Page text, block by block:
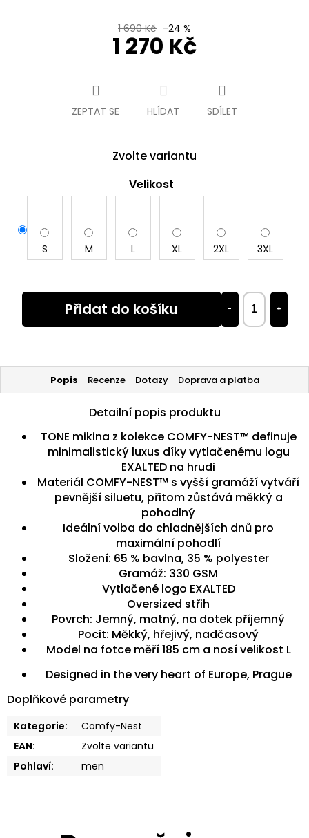
1 690 Kč –24 %
1 270 Kč
Zvolte variantu
Velikost
S M L XL 2XL 3XL
+
−
Přidat do košíku
ZEPTAT SE HLÍDAT SDÍLET
Popis Recenze Dotazy Doprava a platba
Detailní popis produktu
TONE mikina z kolekce COMFY-NEST™ definuje
minimalistický luxus díky vytlačenému logu
EXALTED na hrudi
Materiál COMFY-NEST™ s vyšší gramáží vytváří
pevnější siluetu, přitom zůstává měkký a
pohodlný
Ideální volba do chladnějších dnů pro
maximální pohodlí
Složení: 65 % bavlna, 35 % polyester
Gramáž: 330 GSM
Vytlačené logo EXALTED
Oversized střih
Povrch: Jemný, matný, na dotek příjemný
Pocit: Měkký, hřejivý, nadčasový
Model na fotce měří 185 cm a nosí velikost L
Designed in the very heart of Europe, Prague
Doplňkové parametry
Kategorie:
Comfy-Nest
EAN:
Zvolte variantu
Pohlaví: men